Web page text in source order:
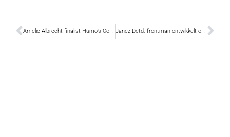
Janez Detd.-frontman ontwikkelt onderwaterloopband voor honden